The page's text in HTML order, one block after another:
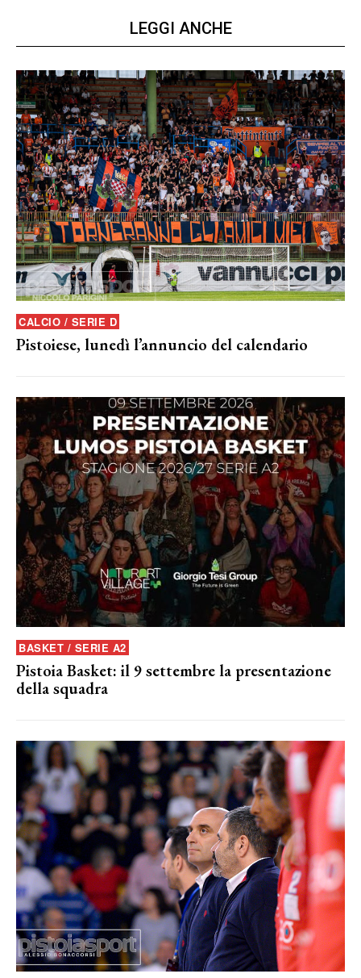
LEGGI ANCHE
CALCIO / SERIE D
Pistoiese, lunedì l’annuncio del calendario
BASKET / SERIE A2
Pistoia Basket: il 9 settembre la presentazione
della squadra